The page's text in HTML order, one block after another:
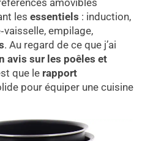
les essentiels : induction,
empilage,
. Au regard de ce que j’ai
avis sur les poêles et
que le rapport
pour équiper une cuisine